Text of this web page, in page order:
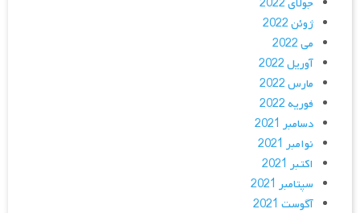
ژوئن 2022
می 2022
آوریل 2022
مارس 2022
فوریه 2022
دسامبر 2021
نوامبر 2021
اکتبر 2021
سپتامبر 2021
آگوست 2021